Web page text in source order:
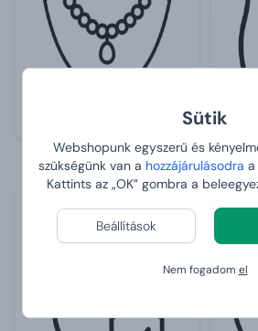
Sütik
Webshopunk egyszerű és
szükségünk van a hozzájárulásodra a
Kattints az „OK” gombra a
Beállítások
Nem fogadom el
Hétköznapi viseletre
alkalmas